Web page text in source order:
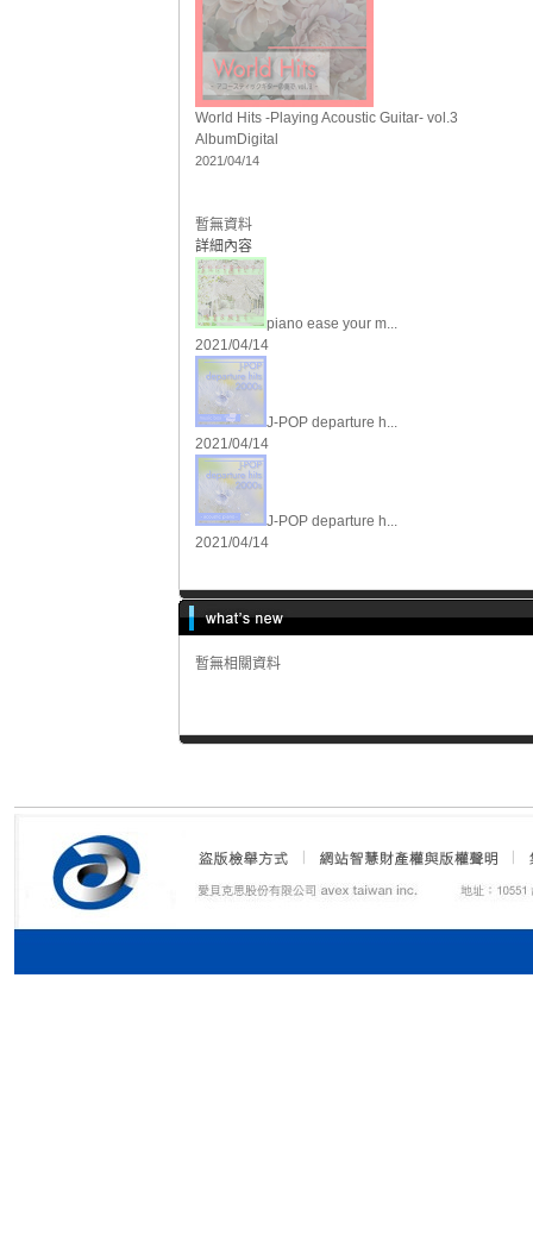
World Hits -Playing Acoustic Guitar- vol.3
AlbumDigital
2021/04/14
暫無資料
詳細內容
piano ease your m...
2021/04/14
J-POP departure h...
2021/04/14
J-POP departure h...
2021/04/14
暫無相關資料